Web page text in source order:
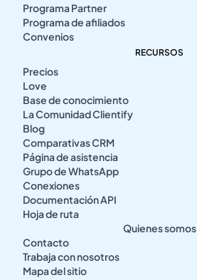
Programa Partner
Programa de afiliados
Convenios
RECURSOS
Precios
Love
Base de conocimiento
La Comunidad Clientify
Blog
Comparativas CRM
Página de asistencia
Grupo de WhatsApp
Conexiones
Documentación API
Hoja de ruta
Quienes somos
Contacto
Trabaja con nosotros
Mapa del sitio